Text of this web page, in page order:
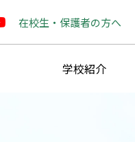
在校生・保護者の方へ
学校紹介